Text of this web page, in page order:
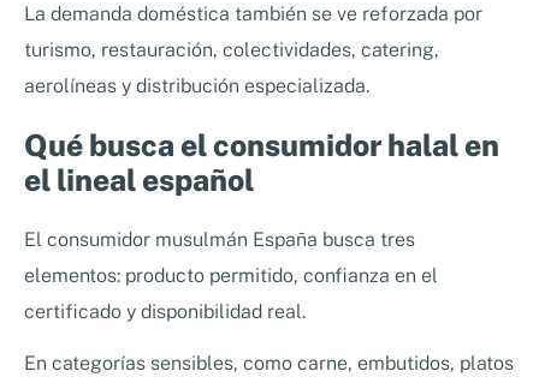
La demanda doméstica también se ve reforzada por
turismo, restauración, colectividades, catering,
aerolíneas y distribución especializada.
Qué busca el consumidor halal en
el lineal español
El consumidor musulmán España busca tres
elementos: producto permitido, confianza en el
certificado y disponibilidad real.
En categorías sensibles, como carne, embutidos, platos